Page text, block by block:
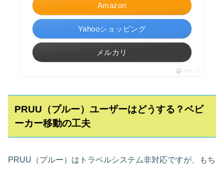
Amazon
Yahooショッピング
メルカリ
ポチップ
PRUU（プルー）ユーザーはどうする？ベビ
ーカー移動の工夫
PRUU（プルー）はトラベルシステム非対応ですが、もち